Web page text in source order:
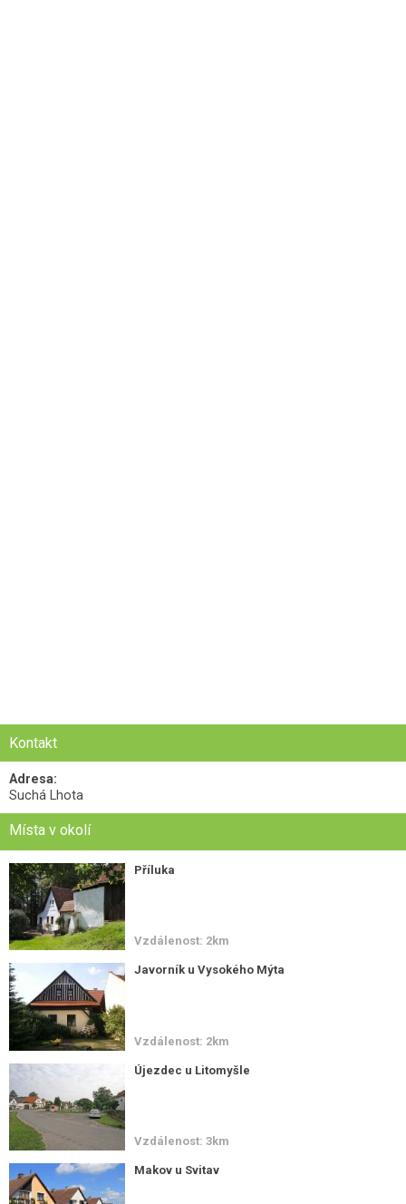
Kontakt
Adresa:
Suchá Lhota
Místa v okolí
Příluka
Vzdálenost: 2km
Javorník u Vysokého Mýta
Vzdálenost: 2km
Újezdec u Litomyšle
Vzdálenost: 3km
Makov u Svitav